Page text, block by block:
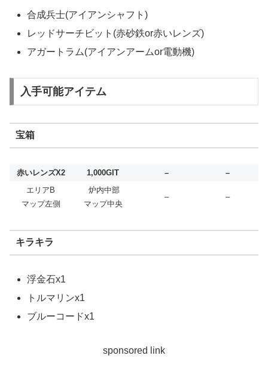
合成兵士(アイアンシャフト)
レッドサーチビット(赤砂鉄or赤いレンズ)
アガートラム(アイアンアームor電動機)
入手可能アイテム
宝箱
赤いレンズX2 1,000GIT –
–
エリアB
マップ左側
炉内中部
マップ中央
– –
キラキラ
浮金石x1
トルマリンx1
ブルーコードx1
sponsored link